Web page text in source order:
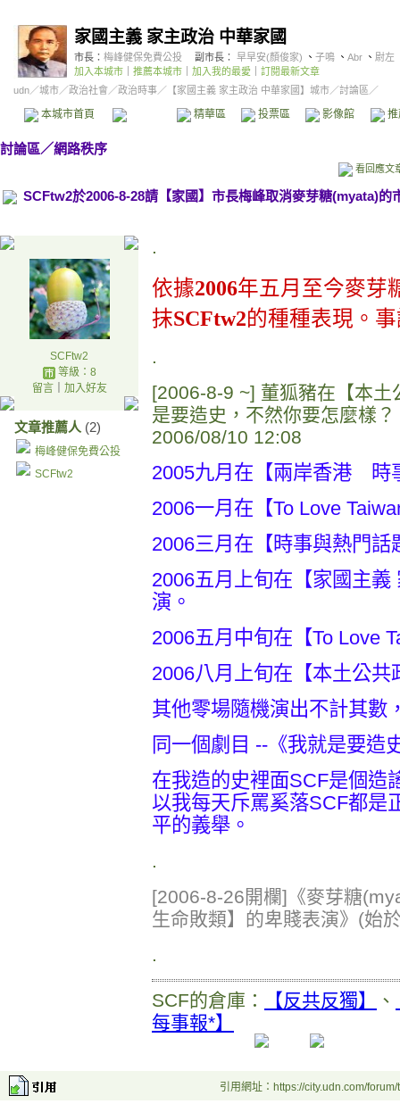
家國主義 家主政治 中華家國
市長： 梅峰健保免費公投 副市長： 早早安(顏俊家) 、 子鳴 、 Abr 、 尉左
加入本城市
推薦本城市 加入我的最愛
訂閱最新文章
udn／城市／政治社會 ／政治時事／ 【家國主義 家主政治 中華家國】城市／討論區／
本城市首頁 精華區 投票區 影像館
討論區／網路秩序
看回應文
SCFtw2於2006-8-28請【家國】市長梅峰取消麥芽糖(myata)的
SCFtw2
等級：8
留言｜ 加入好友
文章推薦人 (2)
梅峰健保免費公投
SCFtw2
.
依據2006年五月至今麥芽
抹SCFtw2的種種表現。
.
[2006-8-9 ~] 董狐豬在【本
是要造史，不然你要怎麼樣
2006/08/10 12:08
2005九月在【兩岸香港 時
2006一月在【To Love
2006三月在【時事與熱門話
2006五月上旬在【家國主
演。
2006五月中旬在【To Love
2006八月上旬在【本土公
其他零場隨機演出不計其數
同一個劇目 --《我就是要造
在我造的史裡面SCF是個造
以我每天斥罵奚落SCF都是
平的義舉。
.
[2006-8-26開欄]《麥芽糖
生命敗類】的卑賤表演》(始
.
SCF的倉庫： 【反共反獨】 、
每事報*】
引用網址：https://city.udn.com/